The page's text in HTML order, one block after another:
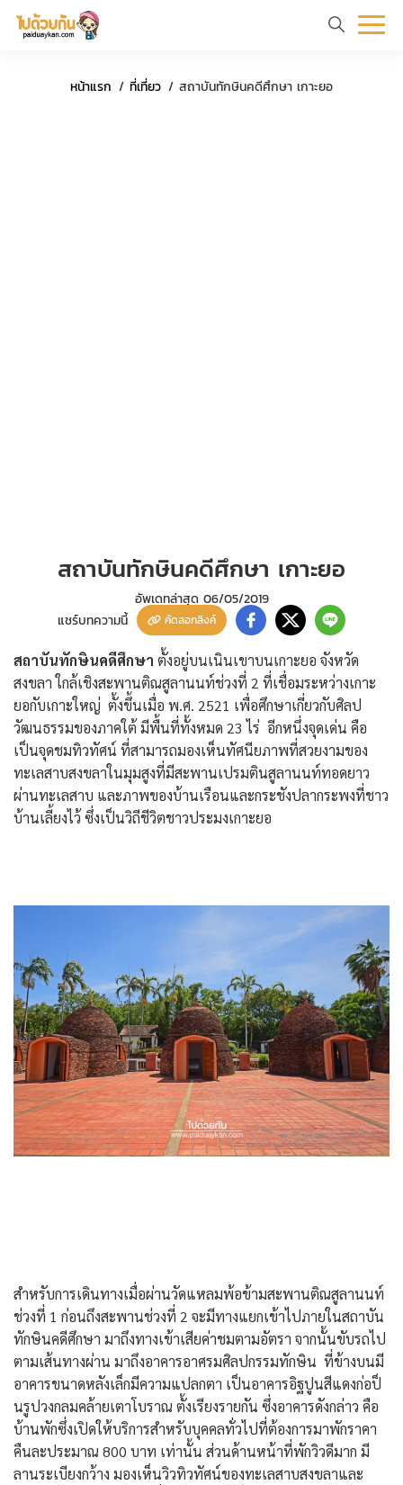
หน้า
หน้าแรก ที่เที่ยว สถาบันทักษินคดีศึกษา เกาะยอ
สถาบันทักษินคดีศึกษา เกาะยอ
อัพเดทล่าสุด 06/05/2019
แชร์บทความนี้
คัดลอกลิงค์
สถาบันทักษินคดีศึกษา ตั้งอยู่บนเนินเขาบนเกาะยอ จังหวัด
สงขลา ใกล้เชิงสะพานติณสูลานนท์ช่วงที่ 2 ที่เชื่อมระหว่างเกาะ
ยอกับเกาะใหญ่ ตั้งขึ้นเมื่อ พ.ศ. 2521 เพื่อศึกษาเกี่ยวกับศิลป
วัฒนธรรมของภาคใต้ มีพื้นที่ทั้งหมด 23 ไร่ อีกหนึ่งจุดเด่น คือ
เป็นจุดชมทิวทัศน์ ที่สามารถมองเห็นทัศนียภาพที่สวยงามของ
ทะเลสาบสงขลาในมุมสูงที่มีสะพานเปรมตินสูลานนท์ทอดยาว
ผ่านทะเลสาบ และภาพของบ้านเรือนและกระชังปลากระพงที่ชาว
บ้านเลี้ยงไว้ ซึ่งเป็นวิถีชีวิตชาวประมงเกาะยอ
สำหรับการเดินทางเมื่อผ่านวัดแหลมพ้อข้ามสะพานติณสูลานนท์
ช่วงที่ 1 ก่อนถึงสะพานช่วงที่ 2 จะมีทางแยกเข้าไปภายในสถาบัน
ทักษินคดีศึกษา มาถึงทางเข้าเสียค่าชมตามอัตรา จากนั้นขับรถไป
ตามเส้นทางผ่าน มาถึงอาคารอาศรมศิลปกรรมทักษิน ที่ข้างบนมี
อาคารขนาดหลังเล็กมีความแปลกตา เป็นอาคารอิฐปูนสีแดงก่อป็
นรูปวงกลมคล้ายเตาโบราณ ตั้งเรียงรายกัน ซึ่งอาคารดังกล่าว คือ
บ้านพักซึ่งเปิดให้บริการสำหรับบุคคลทั่วไปที่ต้องการมาพักราคา
คืนละประมาณ 800 บาท เท่านั้น ส่วนด้านหน้าที่พักวิวดีมาก มี
ลานระเบียงกว้าง มองเห็นวิวทิวทัศน์ของทะเลสาบสงขลาและ